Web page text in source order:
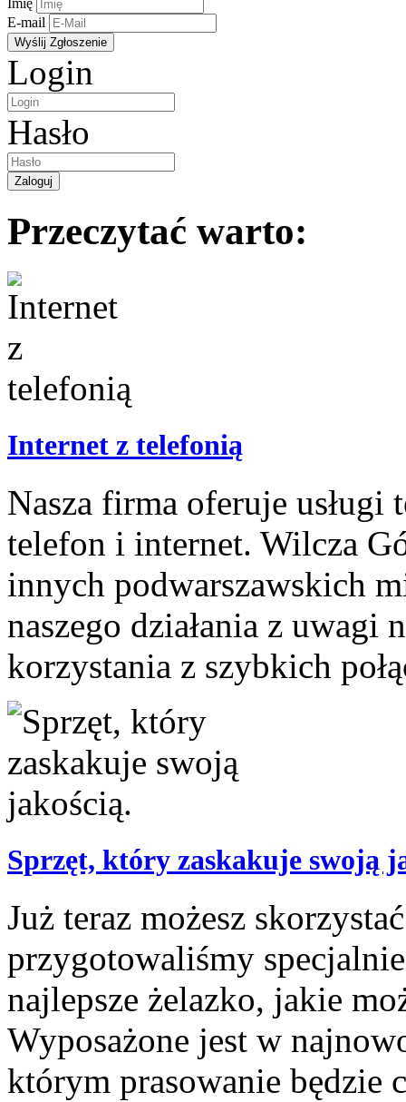
E-mail
Login
Hasło
Przeczytać warto:
Internet z telefonią
Nasza firma oferuje
telefon i internet. Wilcza
innych podwarszawskich
naszego działania z uwagi
korzystania z szybkich
Sprzęt, który zaskakuje swoją
Już teraz możesz
przygotowaliśmy
najlepsze żelazko, jakie
Wyposażone jest w
którym prasowanie będzie